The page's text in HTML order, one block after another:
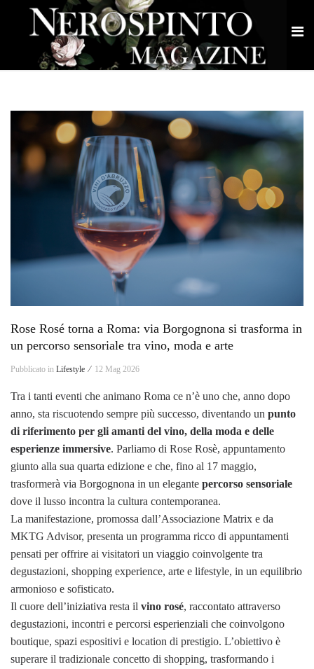
Rose Rosé torna a Roma: via Borgognona si trasforma in
un percorso sensoriale tra vino, moda e arte
Pubblicato in Lifestyle ⁄ 12 Mag 2026
Tra i tanti eventi che animano Roma ce n’è uno che, anno dopo
anno, sta riscuotendo sempre più successo, diventando un punto
di riferimento per gli amanti del vino, della moda e delle
esperienze immersive. Parliamo di Rose Rosè, appuntamento
giunto alla sua quarta edizione e che, fino al 17 maggio,
trasformerà via Borgognona in un elegante percorso sensoriale
dove il lusso incontra la cultura contemporanea.
La manifestazione, promossa dall’Associazione Matrix e da
MKTG Advisor, presenta un programma ricco di appuntamenti
pensati per offrire ai visitatori un viaggio coinvolgente tra
degustazioni, shopping experience, arte e lifestyle, in un equilibrio
armonioso e sofisticato.
Il cuore dell’iniziativa resta il vino rosé, raccontato attraverso
degustazioni, incontri e percorsi esperienziali che coinvolgono
boutique, spazi espositivi e location di prestigio. L’obiettivo è
superare il tradizionale concetto di shopping, trasformando i